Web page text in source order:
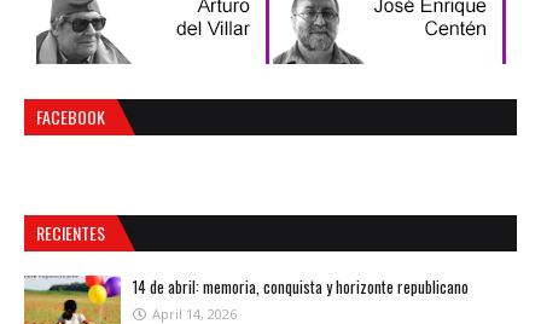
FACEBOOK
RECIENTES
14 de abril: memoria, conquista y horizonte republicano
April 14, 2026